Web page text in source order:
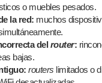
o muebles pesados.
la red: muchos
del router:
bajas.
routers limitados o